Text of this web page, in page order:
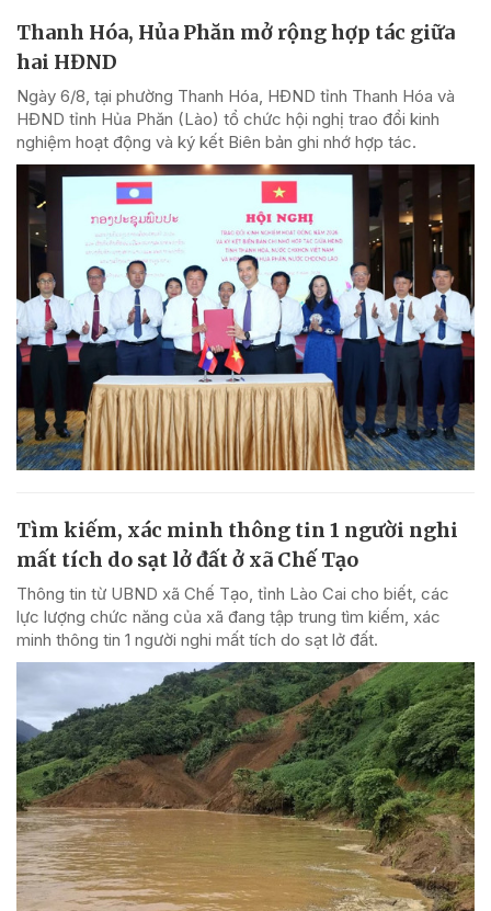
Thanh Hóa, Hủa Phăn mở rộng hợp tác giữa
hai HĐND
Ngày 6/8, tại phường Thanh Hóa, HĐND tỉnh Thanh Hóa và
HĐND tỉnh Hủa Phăn (Lào) tổ chức hội nghị trao đổi kinh
nghiệm hoạt động và ký kết Biên bản ghi nhớ hợp tác.
Tìm kiếm, xác minh thông tin 1 người nghi
mất tích do sạt lở đất ở xã Chế Tạo
Thông tin từ UBND xã Chế Tạo, tỉnh Lào Cai cho biết, các
lực lượng chức năng của xã đang tập trung tìm kiếm, xác
minh thông tin 1 người nghi mất tích do sạt lở đất.